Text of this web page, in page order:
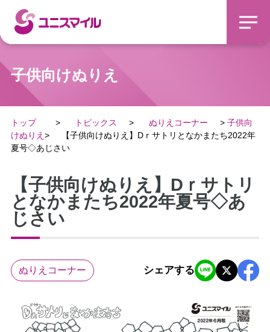
子供向けぬりえ
トップ トピックス ぬりえコーナー
子供向
けぬりえ
【子供向けぬりえ】Dｒサトリとなかまたち2022年
夏号◇あじさい
【子供向けぬりえ】Dｒサトリ
となかまたち2022年夏号◇あ
じさい
ぬりえコーナー シェアする